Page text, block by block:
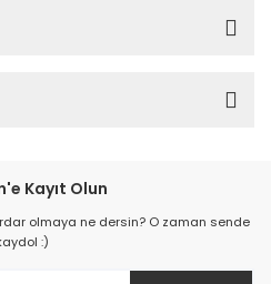
Kayıt Olun
olmaya ne dersin? O zaman sende
:)